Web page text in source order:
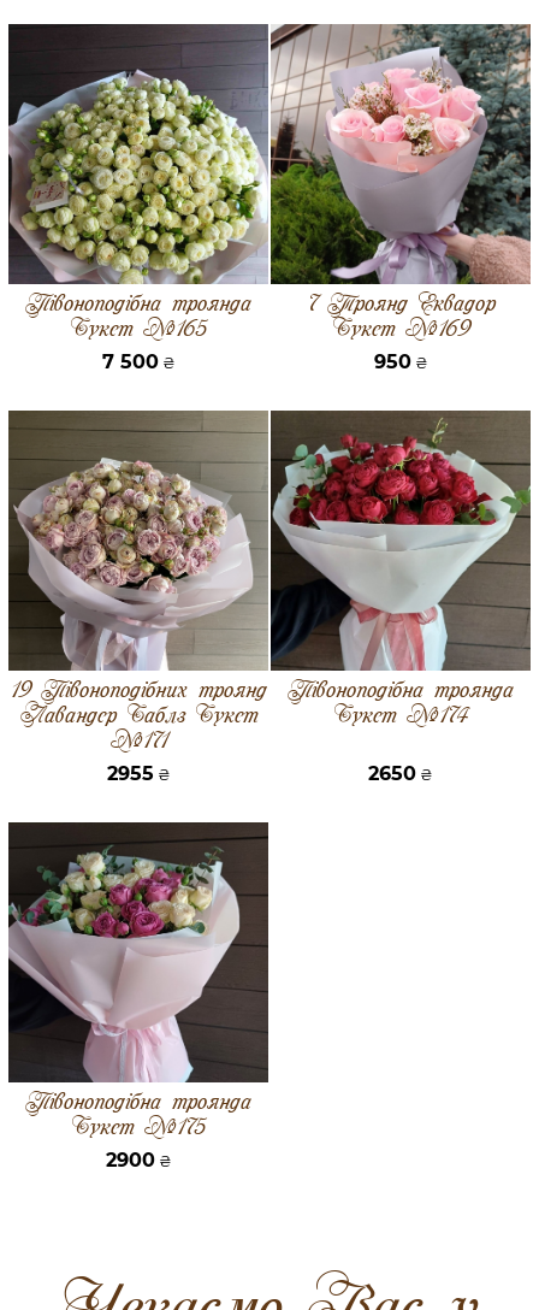
Півоноподібна троянда
Букет №165
7 500₴
7 Троянд Еквадор
Букет №169
950₴
19 Півоноподібних троянд
Лавандер Баблз Букет
№171
2955 ₴
Півоноподібна троянда
Букет №174
2650 ₴
Півоноподібна троянда
Букет №175
2900₴